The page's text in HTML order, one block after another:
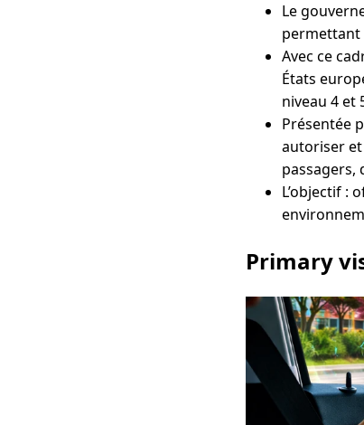
Le
permettant
Avec ce
États
niveau 4 et
Présentée
autoriser et
passagers,
L’objectif :
Primary